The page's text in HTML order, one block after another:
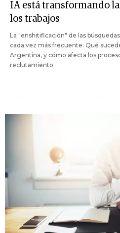
IA está transformando
los trabajos
La "enshitificación" de las
cada vez más frecuente. Qué
Argentina, y cómo afecta los
reclutamiento.